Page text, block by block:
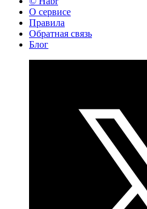
О сервисе
Правила
Обратная связь
Блог